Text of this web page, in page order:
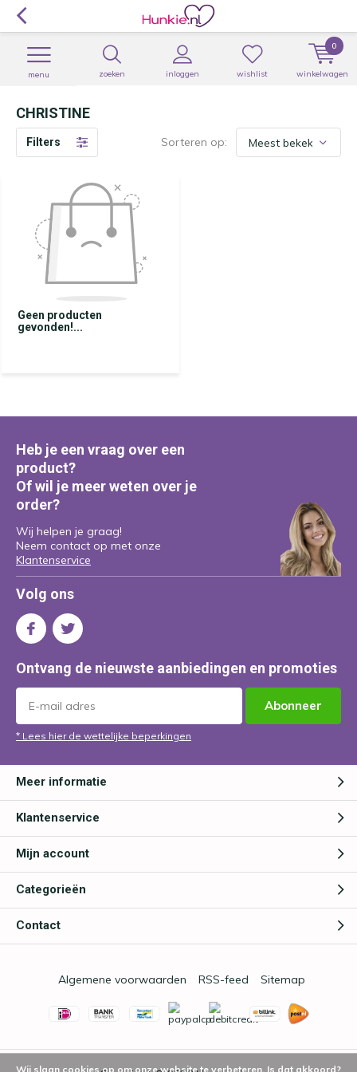
zoeken inloggen
menu wishlist winkelwagen
0
CHRISTINE
Filters Sorteren op:
Geen producten
gevonden!...
Heb je een vraag over een
product?
Of wil je meer weten over je
order?
Wij helpen je graag!
Neem contact op met onze
Klantenservice
Volg ons
Ontvang de nieuwste aanbiedingen en promoties
Abonneer
* Lees hier de wettelijke beperkingen
Meer informatie
Klantenservice
Mijn account
Categorieën
Contact
Algemene voorwaarden RSS-feed Sitemap
Wij slaan cookies op om onze website te verbeteren. Is dat akkoord?